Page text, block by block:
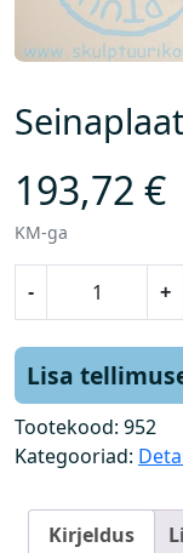
Seinaplaat
193,72 €
KM-ga
-
a
p
l
+
Lisa
Tootekood: 952
Kategooriad:
Kirjeldus